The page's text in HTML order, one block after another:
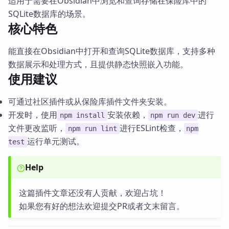
SQLite数据库的场景。
核心特色
能直接在Obsidian中打开和查询SQLite数据库，支持多种
数据展示和处理方式，且提供静态快照嵌入功能。
使用建议
可通过社区插件或从保险库插件文件夹安装。
开发时，使用 npm install 安装依赖， npm run dev 进行
文件更改监听，
npm run lint 进行ESLint检查，
npm
test 运行单元测试。
Help
这篇插件文章还没有人贡献，欢迎占坑！
如果您有好的想法欢迎提交PR或者文末留言。